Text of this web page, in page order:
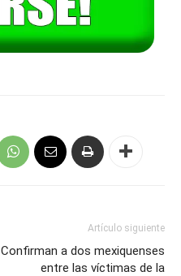
Artículo siguiente
Confirman a dos mexiquenses
entre las víctimas de la